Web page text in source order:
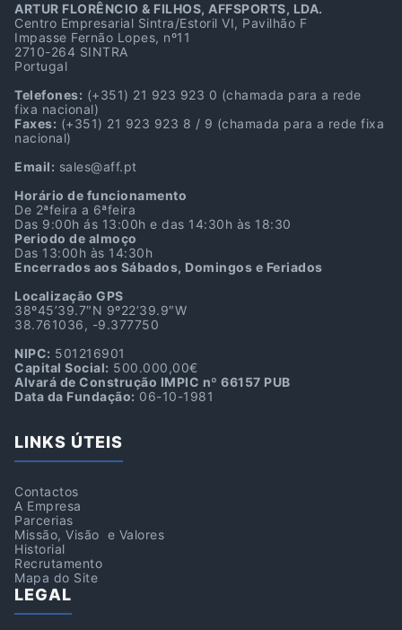
ARTUR FLORÊNCIO & FILHOS, AFFSPORTS, LDA.
Centro Empresarial Sintra/Estoril VI, Pavilhão F
Impasse Fernão Lopes, nº11
2710-264 SINTRA
Portugal
Telefones: (+351) 21 923 923 0 (chamada para a rede
fixa nacional)
Faxes: (+351) 21 923 923 8 / 9 (chamada para a rede fixa
nacional)
Email: sales@aff.pt
Horário de funcionamento
De 2ªfeira a 6ªfeira
Das 9:00h ás 13:00h e das 14:30h às 18:30
Periodo de almoço
Das 13:00h às 14:30h
Encerrados aos Sábados, Domingos e Feriados
Localização GPS
38º45’39.7″N 9º22’39.9″W
38.761036, -9.377750
NIPC: 501216901
Capital Social: 500.000,00€
Alvará de Construção IMPIC nº 66157 PUB
Data da Fundação: 06-10-1981
LINKS ÚTEIS
Contactos
A Empresa
Parcerias
Missão, Visão e Valores
Historial
Recrutamento
Mapa do Site
LEGAL